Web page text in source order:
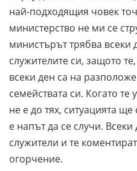
най-подходящия човек
министерство не ми се
министърът трябва всеки
служителите си, защото
всеки ден са на
семействата си. Когато
не е до тях, ситуацията
е напът да се случи. Всеки
служители и те
огорчение.